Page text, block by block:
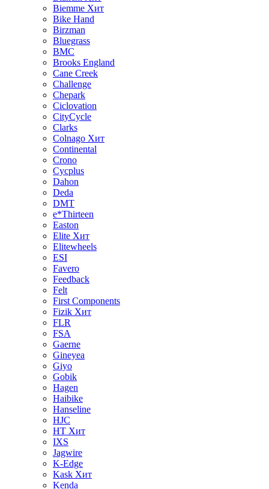
Biemme Хит
Bike Hand
Birzman
Bluegrass
BMC
Brooks England
Cane Creek
Challenge
Chepark
Ciclovation
CityCycle
Clarks
Colnago Хит
Continental
Crono
Cycplus
Dahon
Deda
DMT
e*Thirteen
Easton
Elite Хит
Elitewheels
ESI
Favero
Feedback
Felt
First Components
Fizik Хит
FLR
FSA
Gaerne
Gineyea
Giyo
Gobik
Hagen
Haibike
Hanseline
HJC
HT Хит
IXS
Jagwire
K-Edge
Kask Хит
Kenda